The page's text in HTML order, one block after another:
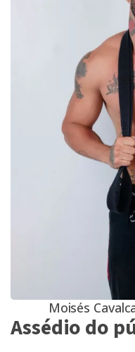
Moisés
Assédio do